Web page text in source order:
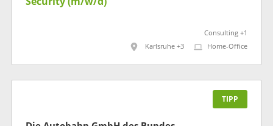
Consulting +1
Karlsruhe +3
Home-Office
TIPP